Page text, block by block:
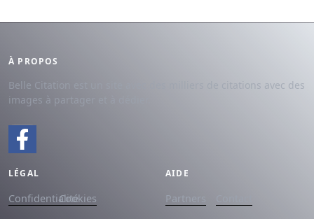
À PROPOS
Belle Citation est un site avec des milliers de citations avec des
images à partager et à dédier.
LÉGAL
ConfidentialitéCookies
AIDE
Partners